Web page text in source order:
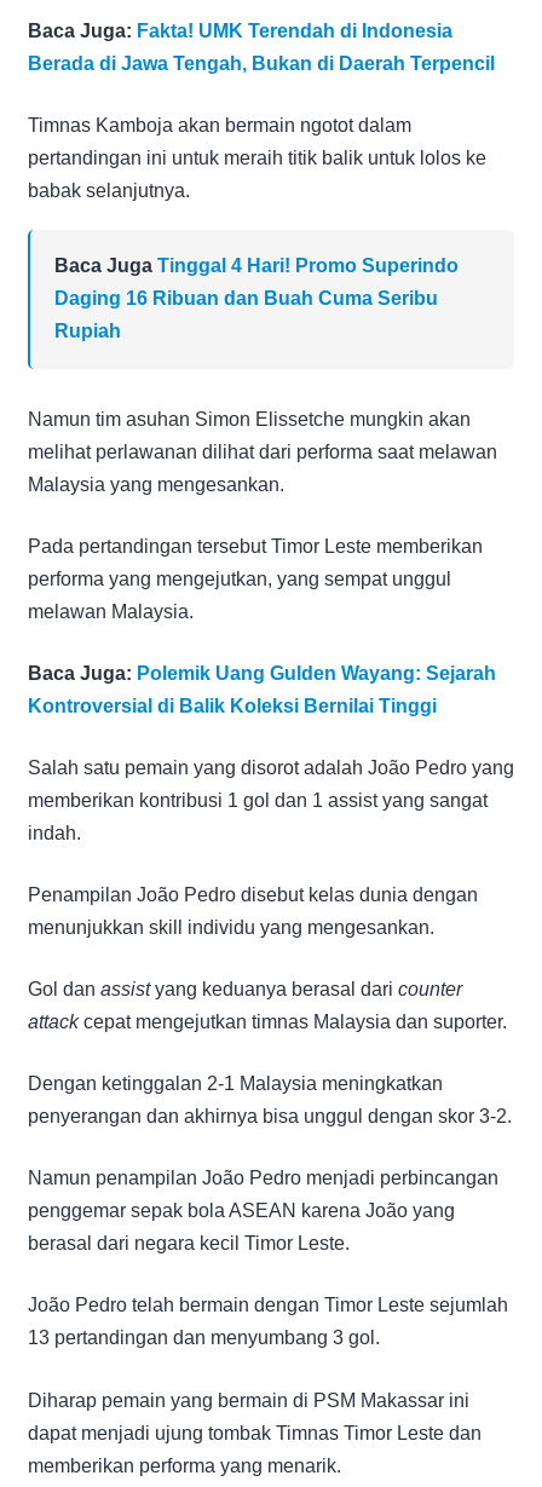
Baca Juga: Fakta! UMK Terendah di Indonesia
Berada di Jawa Tengah, Bukan di Daerah Terpencil
Timnas Kamboja akan bermain ngotot dalam
pertandingan ini untuk meraih titik balik untuk lolos ke
babak selanjutnya.
Baca Juga Tinggal 4 Hari! Promo Superindo
Daging 16 Ribuan dan Buah Cuma Seribu
Rupiah
Namun tim asuhan Simon Elissetche mungkin akan
melihat perlawanan dilihat dari performa saat melawan
Malaysia yang mengesankan.
Pada pertandingan tersebut Timor Leste memberikan
performa yang mengejutkan, yang sempat unggul
melawan Malaysia.
Baca Juga: Polemik Uang Gulden Wayang: Sejarah
Kontroversial di Balik Koleksi Bernilai Tinggi
Salah satu pemain yang disorot adalah João Pedro yang
memberikan kontribusi 1 gol dan 1 assist yang sangat
indah.
Penampilan João Pedro disebut kelas dunia dengan
menunjukkan skill individu yang mengesankan.
Gol dan assistyang keduanya berasal dari counter
attackcepat mengejutkan timnas Malaysia dan suporter.
Dengan ketinggalan 2-1 Malaysia meningkatkan
penyerangan dan akhirnya bisa unggul dengan skor 3-2.
Namun penampilan João Pedro menjadi perbincangan
penggemar sepak bola ASEAN karena João yang
berasal dari negara kecil Timor Leste.
João Pedro telah bermain dengan Timor Leste sejumlah
13 pertandingan dan menyumbang 3 gol.
Diharap pemain yang bermain di PSM Makassar ini
dapat menjadi ujung tombak Timnas Timor Leste dan
memberikan performa yang menarik.